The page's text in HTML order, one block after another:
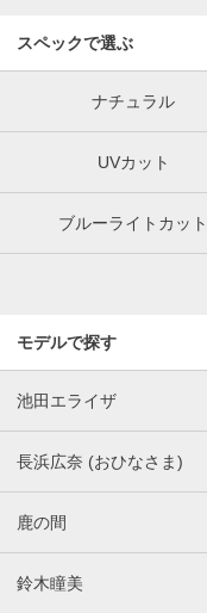
スペックで選ぶ
ナチュラル
UVカット
ブルーライトカット
モデルで探す
池田エライザ
長浜広奈 (おひなさま)
鹿の間
鈴木瞳美